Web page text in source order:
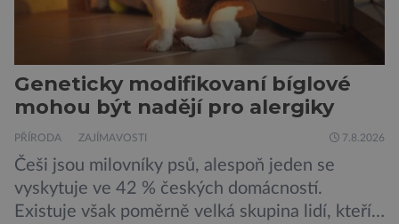
Geneticky modifikovaní bíglové
mohou být nadějí pro alergiky
PŘÍRODA ZAJÍMAVOSTI 7.8.2026
Češi jsou milovníky psů, alespoň jeden se
vyskytuje ve 42 % českých domácností.
Existuje však poměrně velká skupina lidí, kteří